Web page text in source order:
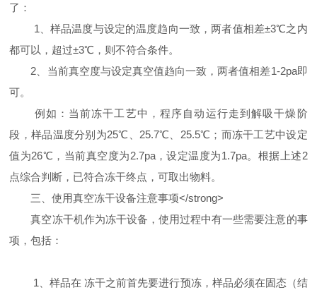
了：
1、样品温度与设定的温度趋向一致，两者值相差±3℃之内
都可以，超过±3℃，则不符合条件。
2、当前真空度与设定真空值趋向一致，两者值相差1-2pa即
可。
例如：当前冻干工艺中，程序自动运行走到解吸干燥阶
段，样品温度分别为25℃、25.7℃、25.5℃；而冻干工艺中设定
值为26℃，当前真空度为2.7pa，设定温度为1.7pa。根据上述2
点综合判断，已符合冻干终点，可取出物料。
三、使用真空冻干设备注意事项</strong>
真空冻干机作为冻干设备，使用过程中有一些需要注意的事
项，包括：
1、样品在 冻干之前首先要进行预冻，样品必须在固态（结